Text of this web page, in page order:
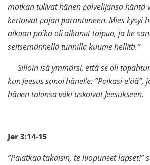
matkan tulivat hänen palvelijansa häntä
kertoivat pojan parantuneen. Mies kysyi
aikaan poika oli alkanut toipua, ja he
seitsemännellä tunnilla kuume hellitti.”
Silloin isä ymmärsi, että se oli
kun Jeesus sanoi hänelle: ”Poikasi elää”,
hänen talonsa väki uskoivat Jeesukseen.
Jer 3:14-15
”Palatkaa takaisin, te luopuneet lapset!”